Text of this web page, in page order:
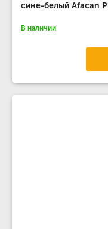
сине-белый Afacan
В наличии